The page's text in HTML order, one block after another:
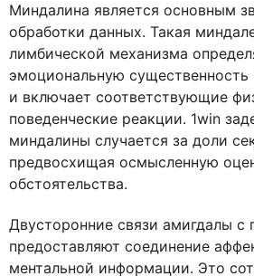
Миндалина является основным
обработки данных. Такая
лимбической механизма
эмоциональную
и включает соответствующие
поведенческие реакции. 1win
миндалины случается за доли
предвосхищая осмысленную
обстоятельства.
Двусторонние связи амигдалы с
предоставляют соединение
ментальной информации. Это